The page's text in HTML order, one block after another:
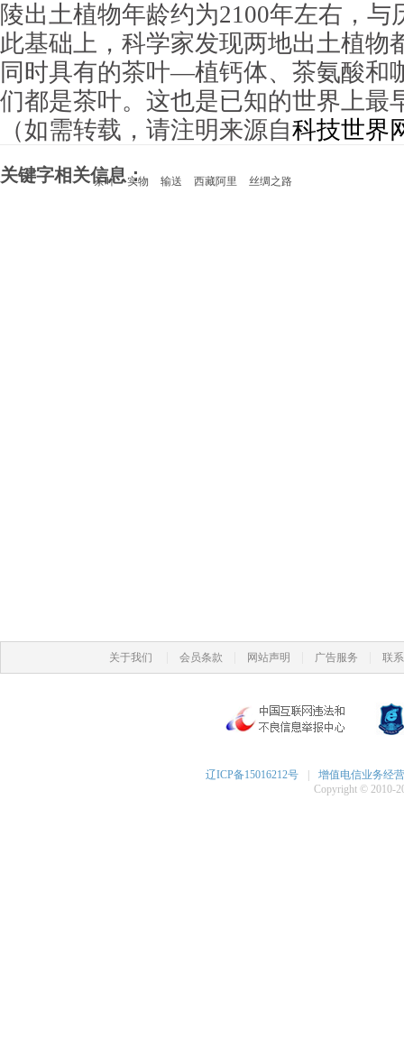
陵出土植物年龄约为2100年左右，与
此基础上，科学家发现两地出土植物
同时具有的茶叶—植钙体、茶氨酸和
们都是茶叶。这也是已知的世界上最
（如需转载，请注明来源自科技世界
关键字相关信息：
茶叶 实物 输送 西藏阿里 丝绸之路
关于我们 会员条款 网站声明 广告服务 联
辽ICP备15016212号
增值电信业务经
Copyright © 2010-